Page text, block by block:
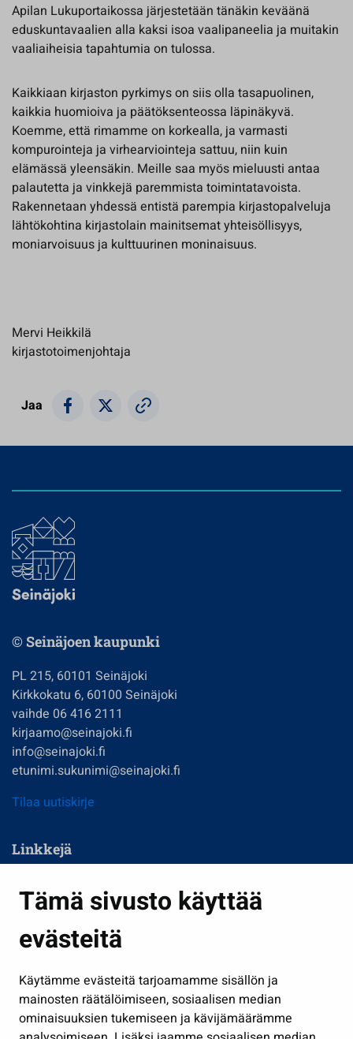
Tämä sivusto käyttää
evästeitä
Käytämme evästeitä tarjoamamme sisällön ja
mainosten räätälöimiseen, sosiaalisen median
ominaisuuksien tukemiseen ja kävijämäärämme
Apilan Lukuportaikossa järjestetään tänäkin keväänä
eduskuntavaalien alla kaksi isoa vaalipaneelia ja muitakin
vaaliaiheisia tapahtumia on tulossa.
Kaikkiaan kirjaston pyrkimys on siis olla tasapuolinen,
kaikkia huomioiva ja päätöksenteossa läpinäkyvä.
Koemme, että rimamme on korkealla, ja varmasti
kompurointeja ja virhearviointeja sattuu, niin kuin
elämässä yleensäkin. Meille saa myös mieluusti antaa
palautetta ja vinkkejä paremmista toimintatavoista.
Rakennetaan yhdessä entistä parempia kirjastopalveluja
lähtökohtina kirjastolain mainitsemat yhteisöllisyys,
moniarvoisuus ja kulttuurinen moninaisuus.
Mervi Heikkilä
kirjastotoimenjohtaja
Jaa
© Seinäjoen kaupunki
PL 215, 60101 Seinäjoki
Kirkkokatu 6, 60100 Seinäjoki
vaihde 06 416 2111
kirjaamo@seinajoki.fi
info@seinajoki.fi
etunimi.sukunimi@seinajoki.fi
Tilaa uutiskirje
Linkkejä
Kasvatus ja opetus
Kulttuuri ja liikunta
Työ ja yrittäminen
Osallistu ja asioi